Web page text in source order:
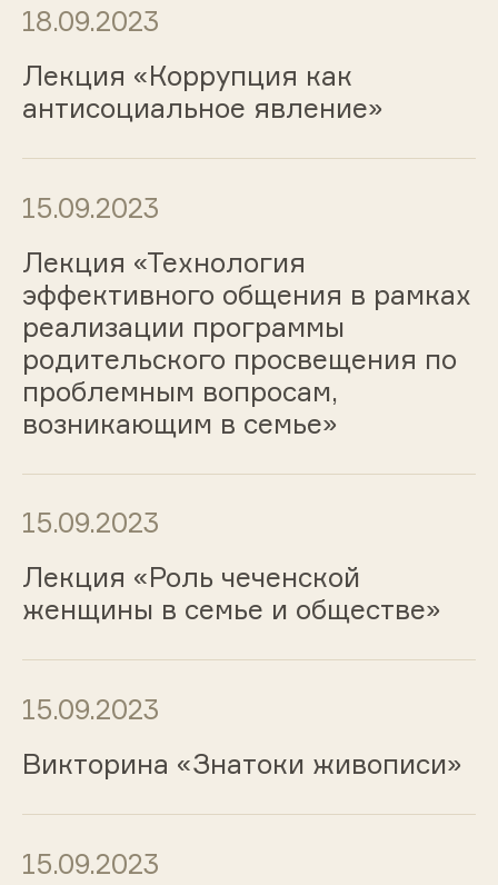
18.09.2023
Лекция «Коррупция как
антисоциальное явление»
15.09.2023
Лекция «Технология
эффективного общения в рамках
реализации программы
родительского просвещения по
проблемным вопросам,
возникающим в семье»
15.09.2023
Лекция «Роль чеченской
женщины в семье и обществе»
15.09.2023
Викторина «Знатоки живописи»
15.09.2023